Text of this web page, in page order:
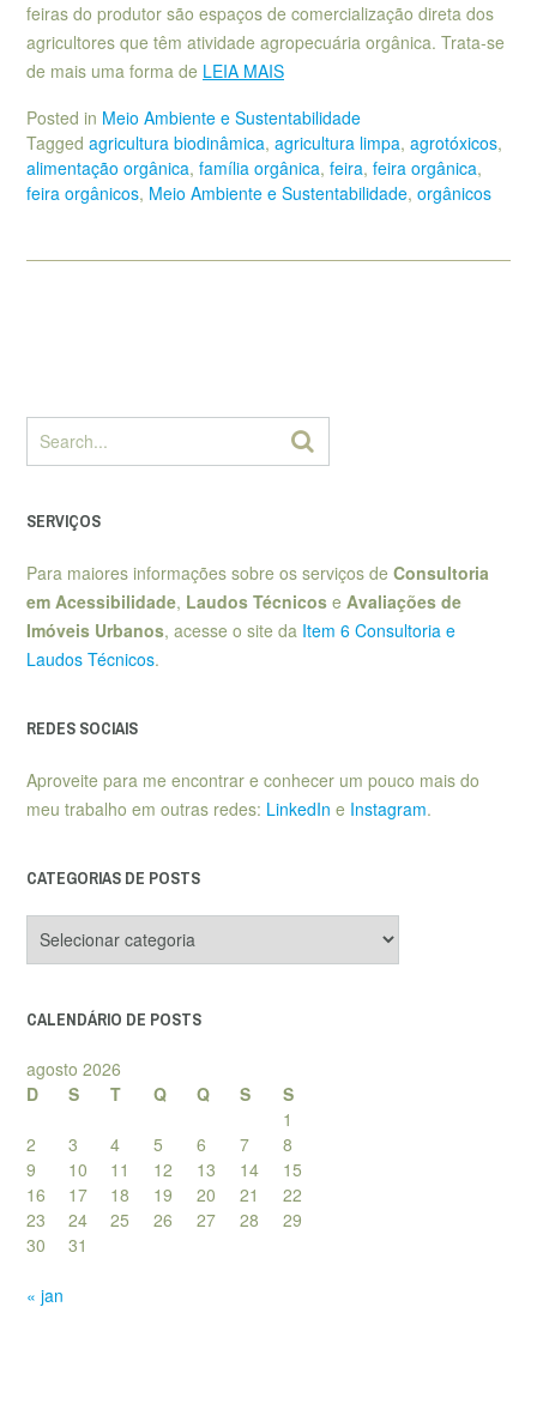
feiras do produtor são espaços de comercialização direta dos
agricultores que têm atividade agropecuária orgânica. Trata-se
de mais uma forma de LEIA MAIS
Posted in Meio Ambiente e Sustentabilidade
Tagged agricultura biodinâmica, agricultura limpa, agrotóxicos,
alimentação orgânica, família orgânica, feira, feira orgânica,
feira orgânicos, Meio Ambiente e Sustentabilidade, orgânicos
SERVIÇOS
Para maiores informações sobre os serviços de Consultoria
em Acessibilidade, Laudos Técnicos e Avaliações de
Imóveis Urbanos, acesse o site da Item 6 Consultoria e
Laudos Técnicos.
REDES SOCIAIS
Aproveite para me encontrar e conhecer um pouco mais do
meu trabalho em outras redes: LinkedIn e Instagram.
CATEGORIAS DE POSTS
de
CALENDÁRIO DE POSTS
agosto 2026
D
S T Q Q S
S
1
2
3 4 5 6 7
8
9
10 11 12 13 14
15
16
17 18 19 20 21
22
23
24 25 26 27 28
29
30
31
« jan